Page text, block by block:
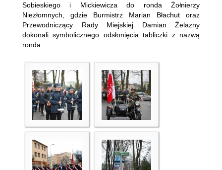
Sobieskiego i Mickiewicza do ronda Żołnierzy
Niezłomnych, gdzie Burmistrz Marian Błachut oraz
Przewodniczący Rady Miejskiej Damian Żelazny
dokonali symbolicznego odsłonięcia tabliczki z nazwą
ronda.